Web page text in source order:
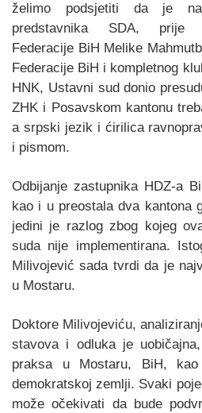
želimo podsjetiti da je na
predstavnika SDA, prije
Federacije BiH Melike
Federacije BiH i kompletnog
HNK, Ustavni sud donio
ZHK i Posavskom kantonu
a srpski jezik i ćirilica
i pismom.
Odbijanje zastupnika HDZ-a
kao i u preostala dva kantona
jedini je razlog zbog kojeg
suda nije implementirana.
Milivojević sada tvrdi da je
u Mostaru.
Doktore Milivojeviću,
stavova i odluka je
praksa u Mostaru, BiH,
demokratskoj zemlji. Svaki
može očekivati da bude